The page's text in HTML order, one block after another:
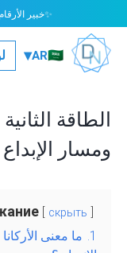
🇸🇦
AR
▾
ومسار
скрыть
1. ما معنى
✨خبير